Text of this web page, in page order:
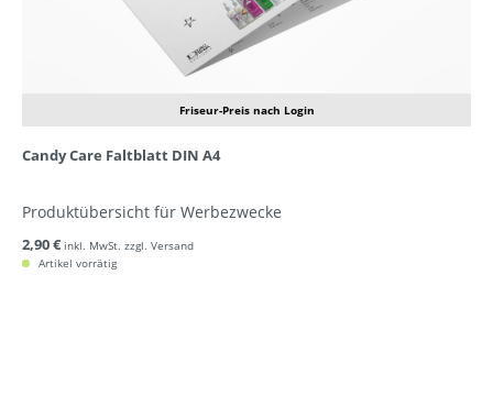
Friseur-Preis nach Login
Candy Care Faltblatt DIN A4
Produktübersicht für Werbezwecke
2,90 € inkl. MwSt. zzgl. Versand
Artikel vorrätig